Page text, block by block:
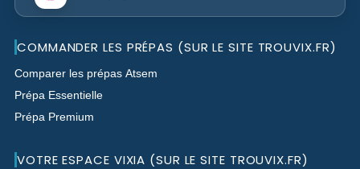
COMMANDER LES PRÉPAS (SUR LE SITE TROUVIX.FR)
Comparer les prépas Atsem
Prépa Essentielle
Prépa Premium
VOTRE ESPACE VIXIA (SUR LE SITE TROUVIX.FR)